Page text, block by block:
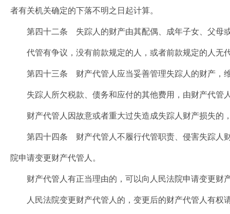
者有关机关确定的下落不明之日起计算。
第四十二条 失踪人的财产由其配偶、成年子女、父母或
代管有争议，没有前款规定的人，或者前款规定的人无
第四十三条 财产代管人应当妥善管理失踪人的财产，
失踪人所欠税款、债务和应付的其他费用，由财产代管
财产代管人因故意或者重大过失造成失踪人财产损失的
第四十四条 财产代管人不履行代管职责、侵害失踪人财
院申请变更财产代管人。
财产代管人有正当理由的，可以向人民法院申请变更财
人民法院变更财产代管人的，变更后的财产代管人有权